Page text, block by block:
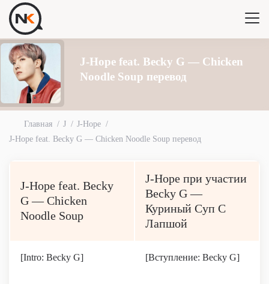
J-Hope feat. Becky G — Chicken
Noodle Soup перевод
Главная J
J-Hope
J-Hope feat. Becky G — Chicken Noodle Soup перевод
J-Hope feat. Becky
G — Chicken
Noodle Soup
J-Hope при участии
Becky G —
Куриный Суп С
Лапшой
[Intro: Becky G] [Вступление: Becky G]